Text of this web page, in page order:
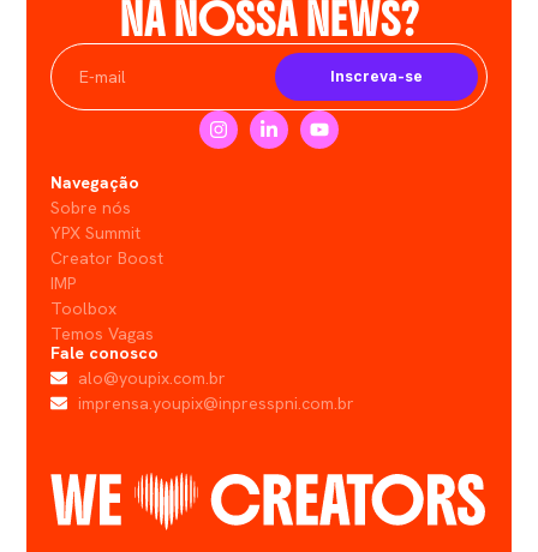
NA NOSSA NEWS?
Inscreva-se
Navegação
Sobre nós
YPX Summit
Creator Boost
IMP
Toolbox
Temos Vagas
Fale conosco
alo@youpix.com.br
imprensa.youpix@inpresspni.com.br